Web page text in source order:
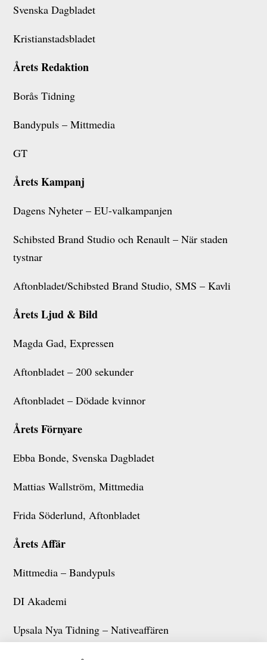
Svenska Dagbladet
Kristianstadsbladet
Årets Redaktion
Borås Tidning
Bandypuls – Mittmedia
GT
Årets Kampanj
Dagens Nyheter – EU-valkampanjen
Schibsted Brand Studio och Renault – När staden
tystnar
Aftonbladet/Schibsted Brand Studio, SMS – Kavli
Årets Ljud & Bild
Magda Gad, Expressen
Aftonbladet – 200 sekunder
Aftonbladet – Dödade kvinnor
Årets Förnyare
Ebba Bonde, Svenska Dagbladet
Mattias Wallström, Mittmedia
Frida Söderlund, Aftonbladet
Årets Affär
Mittmedia – Bandypuls
DI Akademi
Upsala Nya Tidning – Nativeaffären